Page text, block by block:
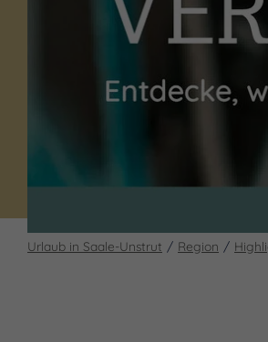
Urlaub in Saale-Unstrut Region